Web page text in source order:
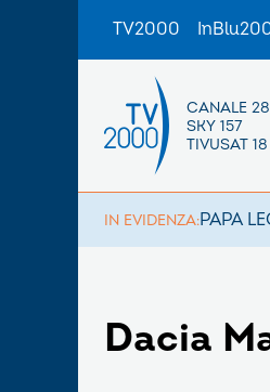
TV2000
CANALE 28
SKY 157
TIVUSAT 18
IN EVIDENZA:PAPA
Dacia